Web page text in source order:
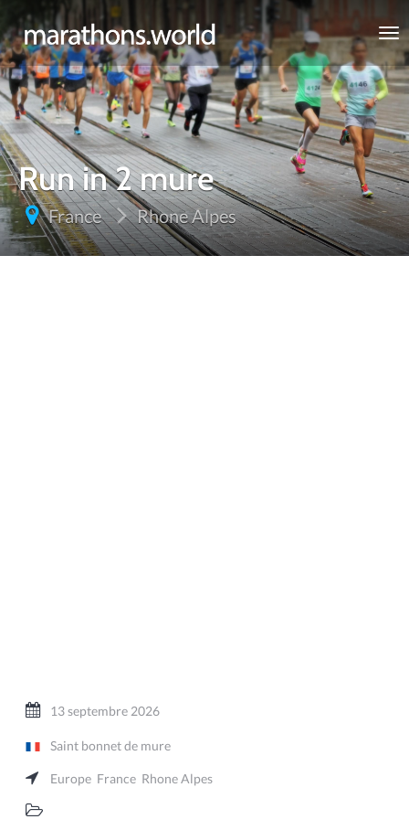
marathons.world
Run in 2 mure
France Rhone Alpes
13 septembre 2026
Saint bonnet de mure
Europe France Rhone Alpes